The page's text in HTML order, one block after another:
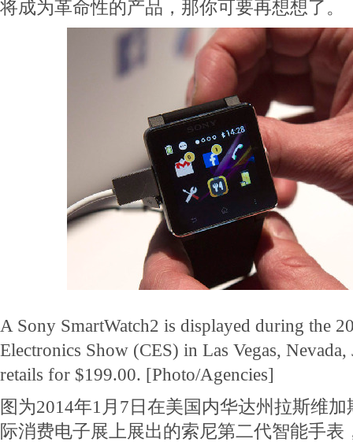
将成为革命性的产品，那你可要再想想了。
A Sony SmartWatch2 is displayed during the
Electronics Show (CES) in Las Vegas,
retails for $199.00. [Photo/Agencies]
图为2014年1月7日在美国内华达州拉斯维
际消费电子展上展出的索尼第二代智能手表